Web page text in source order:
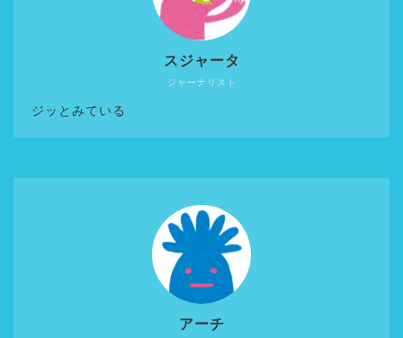
ジャーナリスト
スジャータ
ジッとみている
アーチ